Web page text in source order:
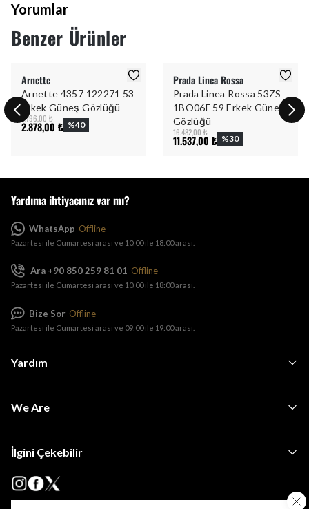
Yorumlar
Benzer Ürünler
Arnette
Arnette 4357 122271 53
Erkek Güneş Gözlüğü
4.796,00 ₺
2.878,00 ₺ %40
Prada Linea Rossa
Prada Linea Rossa 53ZS
1BO06F 59 Erkek Güneş
Gözlüğü
16.482,00 ₺
11.537,00 ₺ %30
Yardım
We Are
İlgini Çekebilir
Yardıma ihtiyacınız var mı?
WhatsApp Offline
Pazartesi ile Cumartesi arası ve 10:00 ile 18:00 arası.
Ara +90 850 259 81 01 Offline
Pazartesi ile Cumartesi arası ve 10:00 ile 18:00 arası.
Bize Sor Offline
Pazartesi ile Cumartesi arası ve 09:00 ile 19:00 arası.